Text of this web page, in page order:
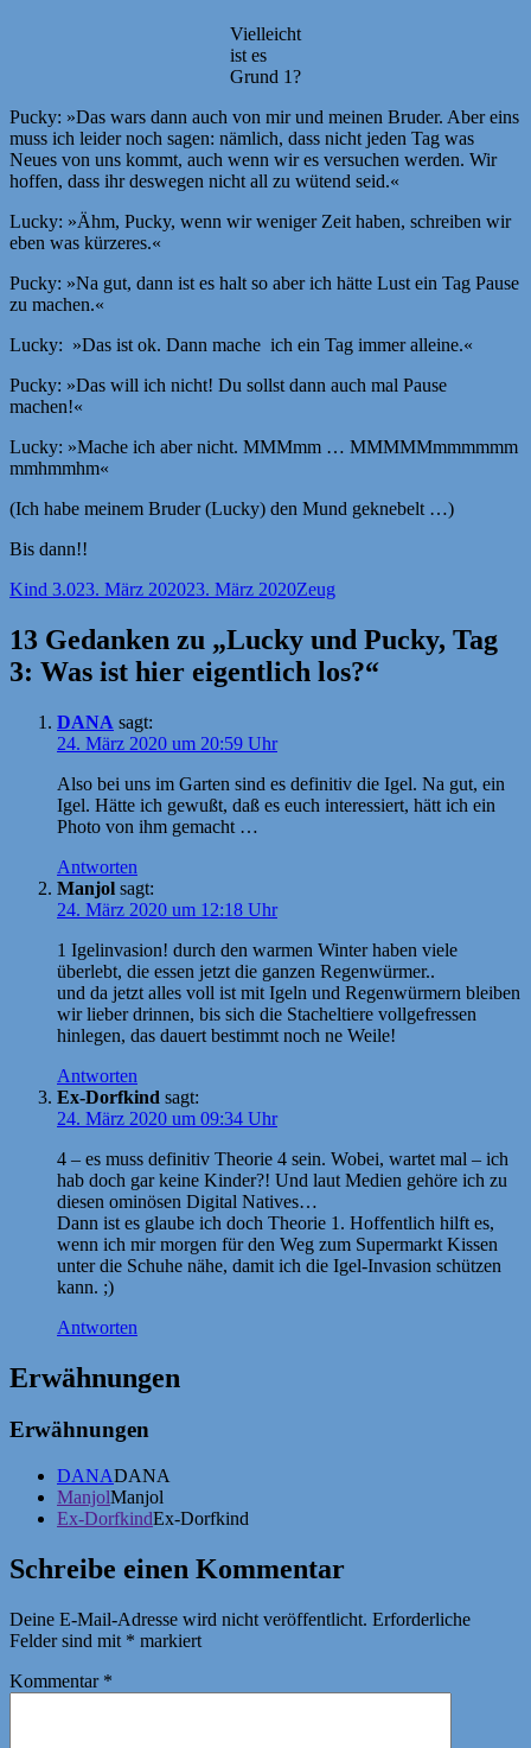
Vielleicht
ist es
Grund 1?
Pucky: »Das wars dann auch von mir und meinen Bruder. Aber eins
muss ich leider noch sagen: nämlich, dass nicht jeden Tag was
Neues von uns kommt, auch wenn wir es versuchen werden. Wir
hoffen, dass ihr deswegen nicht all zu wütend seid.«
Lucky: »Ähm, Pucky, wenn wir weniger Zeit haben, schreiben wir
eben was kürzeres.«
Pucky: »Na gut, dann ist es halt so aber ich hätte Lust ein Tag Pause
zu machen.«
Lucky: »Das ist ok. Dann mache ich ein Tag immer alleine.«
Pucky: »Das will ich nicht! Du sollst dann auch mal Pause
machen!«
Lucky: »Mache ich aber nicht. MMMmm … MMMMMmmmmmm
mmhmmhm«
(Ich habe meinem Bruder (Lucky) den Mund geknebelt …)
Bis dann!!
Autor
Kind 3.0Veröffentlicht
23. März 202023. März 2020Kategorien
Zeug
13 Gedanken zu „Lucky und Pucky, Tag
3: Was ist hier eigentlich los?“
DANA sagt:
24. März 2020 um 20:59 Uhr
Also bei uns im Garten sind es definitiv die Igel. Na gut, ein
Igel. Hätte ich gewußt, daß es euch interessiert, hätt ich ein
Photo von ihm gemacht …
Antworten
Manjol sagt:
24. März 2020 um 12:18 Uhr
1 Igelinvasion! durch den warmen Winter haben viele
überlebt, die essen jetzt die ganzen Regenwürmer..
und da jetzt alles voll ist mit Igeln und Regenwürmern bleiben
wir lieber drinnen, bis sich die Stacheltiere vollgefressen
hinlegen, das dauert bestimmt noch ne Weile!
Antworten
Ex-Dorfkind sagt:
24. März 2020 um 09:34 Uhr
4 – es muss definitiv Theorie 4 sein. Wobei, wartet mal – ich
hab doch gar keine Kinder?! Und laut Medien gehöre ich zu
diesen ominösen Digital Natives…
Dann ist es glaube ich doch Theorie 1. Hoffentlich hilft es,
wenn ich mir morgen für den Weg zum Supermarkt Kissen
unter die Schuhe nähe, damit ich die Igel-Invasion schützen
kann. ;)
Antworten
Erwähnungen
Erwähnungen
DANADANA
ManjolManjol
Ex-DorfkindEx-Dorfkind
Schreibe einen Kommentar
Deine E-Mail-Adresse wird nicht veröffentlicht. Erforderliche
Felder sind mit * markiert
Kommentar *